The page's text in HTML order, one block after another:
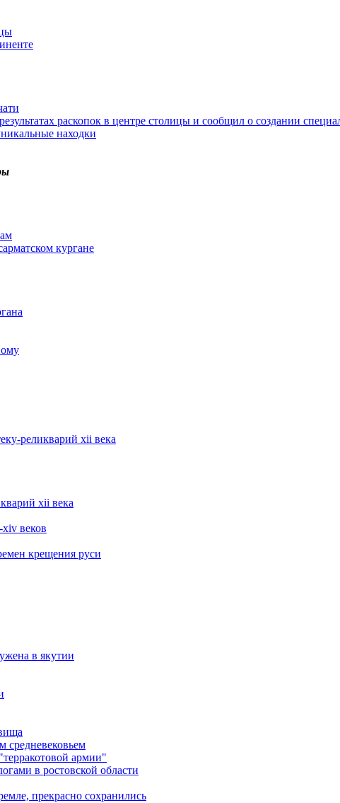
раскопок в центре столицы и сообщил о создании
находки
кургане
реликварий xii века
xii века
веков
крещения руси
в якутии
средневековьем
армии"
в ростовской области
прекрасно сохранились